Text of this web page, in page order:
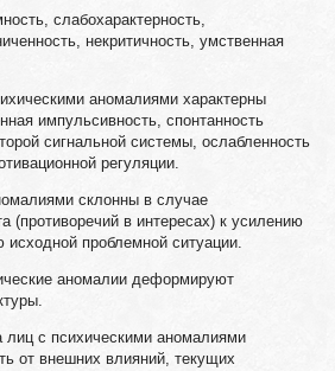
слабохарактерность,
некритичность, умственная
аномалиями характерны
импульсивность, спонтанность
сигнальной системы, ослабленность
регуляции.
склонны в случае
(противоречий в интересах) к усилению
исходной проблемной ситуации.
аномалии деформируют
лиц с психическими аномалиями
от внешних влияний, текущих